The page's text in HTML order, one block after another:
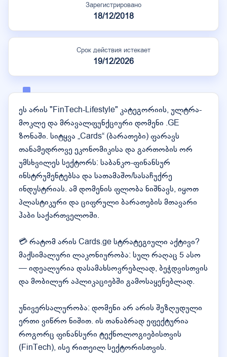
Зарегистрировано
18/12/2018
Срок действия истекает
19/12/2026
ეს არის "FinTech-Lifestyle" კატეგორიის, ულტრა-
მოკლე და მრავალფუნქციური დომენი .GE
ზონაში. სიტყვა „Cards“ (ბარათები) ფარავს
თანამედროვე ეკონომიკისა და გართობის ორ
უმსხვილეს სექტორს: საბანკო-ფინანსურ
ინსტრუმენტებსა და სათამაშო/სასაჩუქრე
ინდუსტრიას. ამ დომენის ფლობა ნიშნავს, იყოთ
პლასტიკური და ციფრული ბარათების მთავარი
ჰაბი საქართველოში.
💳 რატომ არის Cards.ge სტრატეგიული აქტივი?
მაქსიმალური ლაკონიურობა: სულ რაღაც 5 ასო
— იდეალურია დასამახსოვრებლად, ბეჭდვისთვის
და მობილურ აპლიკაციებში გამოსაყენებლად.
უნივერსალურობა: დომენი არ არის შეზღუდული
ერთი ვიწრო ნიშით. ის თანაბრად ეფექტურია
როგორც ფინანსური ტექნოლოგიებისთვის
(FinTech), ისე რითეილ სექტორისთვის.